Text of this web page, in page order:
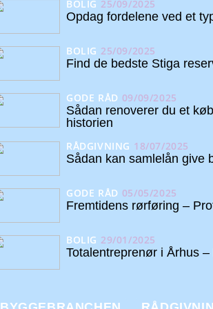
BOLIG 25/09/2025
Opdag fordelene ved et
BOLIG 25/09/2025
Find de bedste Stiga
GODE RÅD 09/09/2025
Sådan renoverer du et
historien
RÅDGIVNING 18/07/2025
Sådan kan samlelån give
GODE RÅD 05/05/2025
Fremtidens rørføring –
BOLIG 29/01/2025
Totalentreprenør i Århus